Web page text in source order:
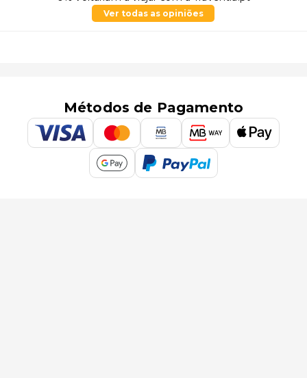
Ver todas as opiniões
Métodos de Pagamento